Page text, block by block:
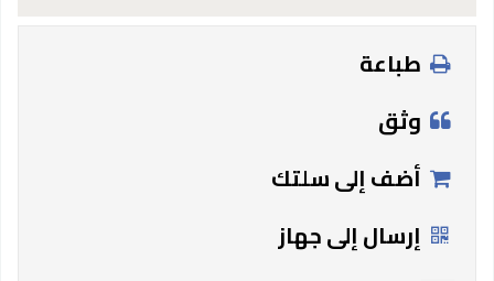
طباعة
وثق
أضف إلى سلتك
إرسال إلى جهاز